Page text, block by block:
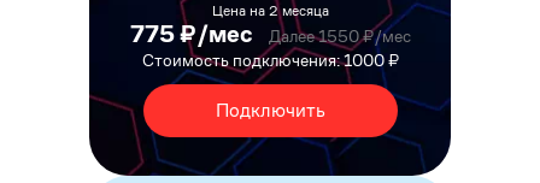
Цена на 2 месяца
775 ₽/мес
Далее 1550 ₽/мес
Стоимость подключения: 1000 ₽
Подключить